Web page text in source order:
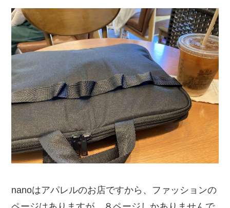
nanoはアパレルのお店ですから、ファッションの